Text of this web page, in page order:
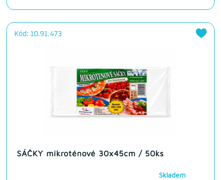
Kód: 10.91.473
SÁČKY mikroténové 30x45cm / 50ks
Skladem